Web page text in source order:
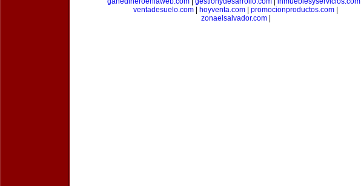
ventadesuelo.com
hoyventa.com promocionproductos.com
zonaelsalvador.com|